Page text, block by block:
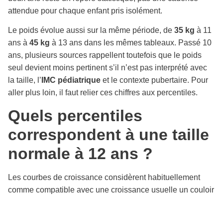
attendue pour chaque enfant pris isolément.
Le poids évolue aussi sur la même période, de 35 kg à 11
ans à 45 kg à 13 ans dans les mêmes tableaux. Passé 10
ans, plusieurs sources rappellent toutefois que le poids
seul devient moins pertinent s’il n’est pas interprété avec
la taille, l’ IMC pédiatrique et le contexte pubertaire. Pour
aller plus loin, il faut relier ces chiffres aux percentiles.
Quels percentiles
correspondent à une taille
normale à 12 ans ?
Les courbes de croissance considèrent habituellement
comme compatible avec une croissance usuelle un couloir